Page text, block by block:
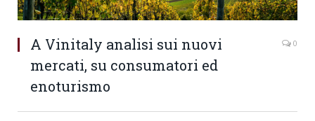
A Vinitaly analisi sui nuovi
mercati, su consumatori ed
enoturismo
0